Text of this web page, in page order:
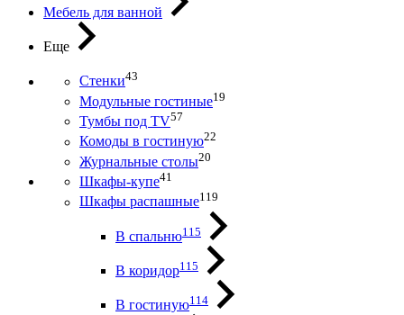
Мебель для ванной
Еще
Стенки43
Модульные гостиные19
Тумбы под ТV57
Комоды в гостиную22
Журнальные столы20
Шкафы-купе41
Шкафы распашные119
В спальню115
В коридор115
В гостиную114